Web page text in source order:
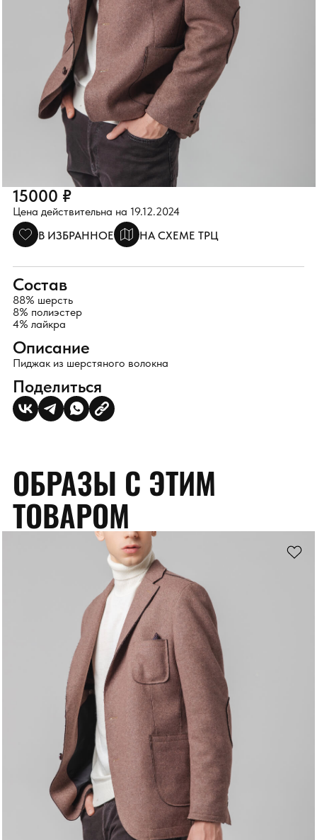
15000 ₽
Цена действительна на 19.12.2024
Состав
88% шерсть
8% полиэстер
4% лайкра
Описание
Пиджак из шерстяного волокна
В ИЗБРАННОЕ НА СХЕМЕ ТРЦ
Поделиться
ОБРАЗЫ С ЭТИМ
ТОВАРОМ